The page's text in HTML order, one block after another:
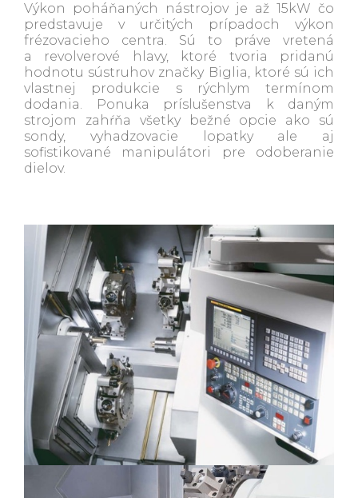
Výkon poháňaných nástrojov je až 15kW čo
predstavuje v určitých prípadoch výkon
frézovacieho centra. Sú to práve vretená
a revolverové hlavy, ktoré tvoria pridanú
hodnotu sústruhov značky Biglia, ktoré sú ich
vlastnej produkcie s rýchlym termínom
dodania. Ponuka príslušenstva k daným
strojom zahŕňa všetky bežné opcie ako sú
sondy, vyhadzovacie lopatky ale aj
sofistikované manipulátori pre odoberanie
dielov.